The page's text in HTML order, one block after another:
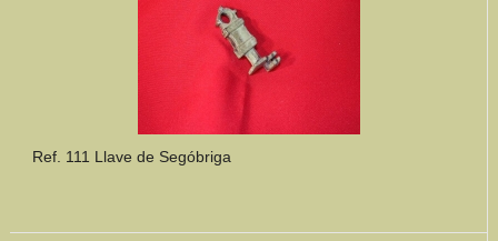
Ref. 111 Llave de Segóbriga